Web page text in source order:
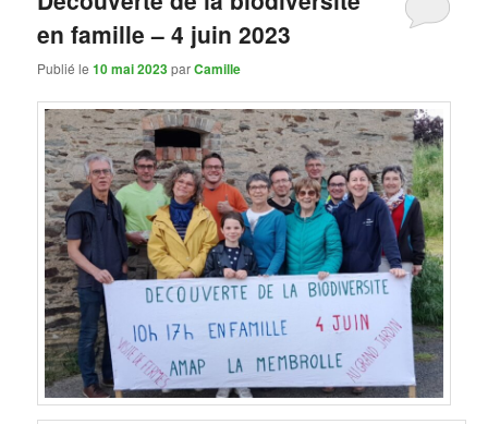
en famille – 4 juin 2023
Publié le10 mai 2023parCamille